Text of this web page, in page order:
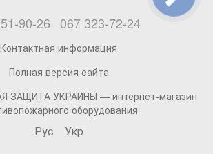
90-26 067 323-72-24
Контактная информация
Полная версия сайта
ЗАЩИТА УКРАИНЫ — интернет-магазин
оборудования
Рус Укр